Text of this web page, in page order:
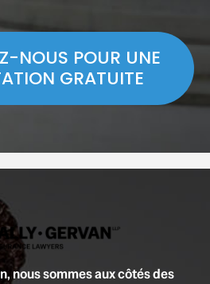
NOUS POUR UNE
GRATUITE
nous sommes aux côtés des